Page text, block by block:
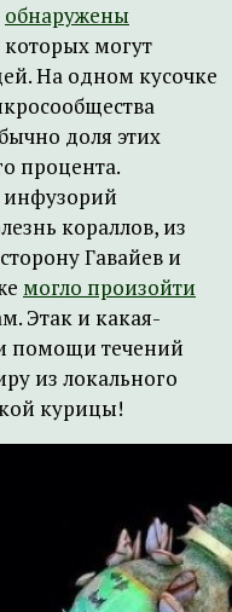
обнаружены
могут
На одном кусочке
доля этих
процента.
инфузорий
кораллов, из
Гавайев и
могло произойти
Этак и какая-
помощи течений
из локального
курицы!